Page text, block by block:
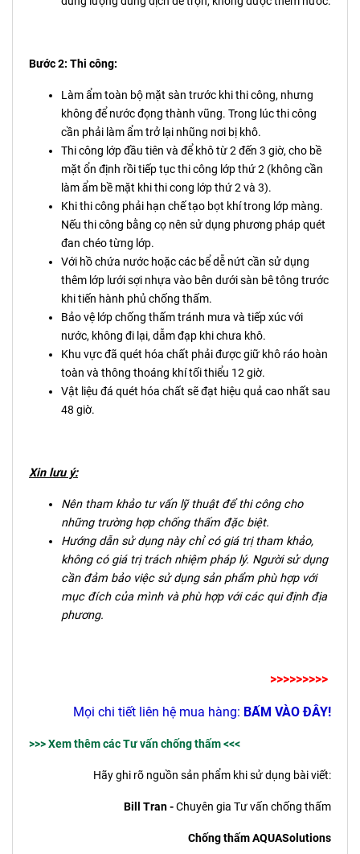
Bước 2: Thi công:
Làm ẩm toàn bộ mặt sàn trước khi thi công, nhưng
không để nước đọng thành vũng. Trong lúc thi công
cần phải làm ẩm trở lại nhũng nơi bị khô.
Thi công lớp đầu tiên và để khô từ 2 đến 3 giờ, cho bề
mặt ổn định rồi tiếp tục thi công lớp thứ 2 (không cần
làm ẩm bề mặt khi thi cong lớp thứ 2 và 3).
Khi thi công phải hạn chế tạo bọt khí trong lớp màng.
Nếu thi công bằng cọ nên sử dụng phương pháp quét
đan chéo từng lớp.
Với hồ chứa nước hoặc các bể dễ nứt cần sử dụng
thêm lớp lưới sợi nhựa vào bên dưới sàn bê tông trước
khi tiến hành phủ chống thấm.
Bảo vệ lớp chống thấm tránh mưa và tiếp xúc với
nước, không đi lại, dẫm đạp khi chưa khô.
Khu vực đã quét hóa chất phải được giữ khô ráo hoàn
toàn và thông thoáng khí tối thiểu 12 giờ.
Vật liệu đá quét hóa chất sẽ đạt hiệu quả cao nhất sau
48 giờ.
Xin lưu ý:
Nên tham khảo tư vấn lỹ thuật để thi công cho
những trường hợp chống thấm đặc biệt.
Hướng dẫn sử dụng này chỉ có giá trị tham khảo,
không có giá trị trách nhiệm pháp lý. Người sử dụng
cần đảm bảo việc sử dụng sản phẩm phù hợp với
mục đích của mình và phù hợp với các qui định địa
phương.
>>>>>>>>>
Mọi chi tiết liên hệ mua hàng: BẤM VÀO ĐÂY!
>>> Xem thêm các Tư vấn chống thấm <<<
Hãy ghi rõ nguồn sản phẩm khi sử dụng bài viết:
Bill Tran -Chuyên gia Tư vấn chống thấm
Chống thấm AQUASolutions